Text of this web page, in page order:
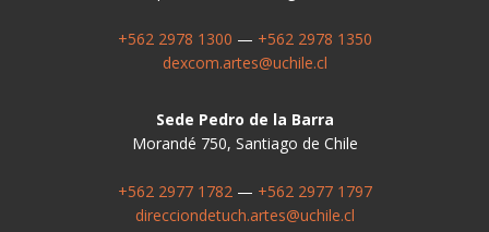
+562 2978 1300 — +562 2978 1350
dexcom.artes@uchile.cl
Sede Pedro de la Barra
Morandé 750, Santiago de Chile
+562 2977 1782— +562 2977 1797
direcciondetuch.artes@uchile.cl